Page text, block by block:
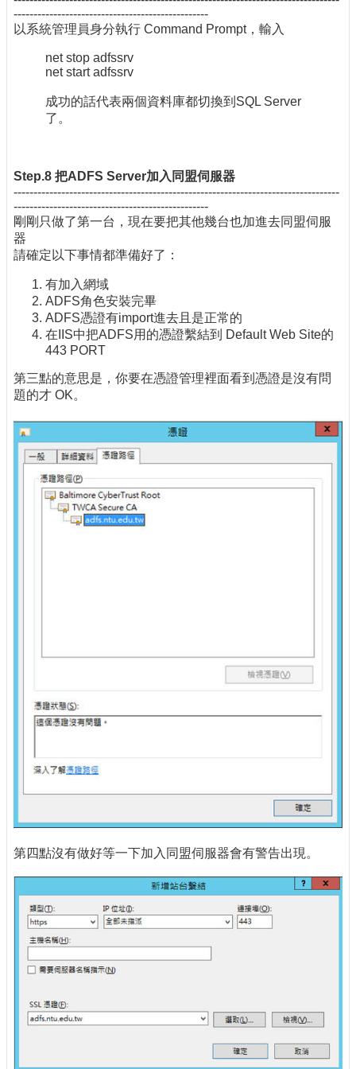
-------------------------------------------------
以系統管理員身分執行 Command Prompt，輸入
net stop adfssrv
net start adfssrv
成功的話代表兩個資料庫都切換到SQL Server
了。
Step.8 把ADFS Server加入同盟伺服器
----------------------------------------------------------------------------------
-------------------------------------------------
剛剛只做了第一台，現在要把其他幾台也加進去同盟伺服
器
請確定以下事情都準備好了：
有加入網域
ADFS角色安裝完畢
ADFS憑證有import進去且是正常的
在IIS中把ADFS用的憑證繫結到 Default Web Site的
443 PORT
第三點的意思是，你要在憑證管理裡面看到憑證是沒有問
題的才 OK。
第四點沒有做好等一下加入同盟伺服器會有警告出現。